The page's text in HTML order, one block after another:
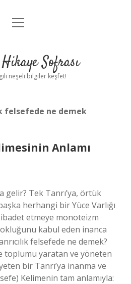
Anasayfa
Uyarı
menüyü
Sofrası
neşeli bilgiler keşfet!
felsefede ne demek
Anlamı
gelir? Tek Tanrı’ya, örtük
herhangi bir Yüce Varlığı
etmeye monoteizm
kabul eden inanca
felsefede ne demek?
toplumu yaratan ve yöneten
bir Tanrı’ya inanma ve
Kelimenin tam anlamıyla: